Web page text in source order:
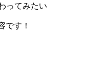
ってみたい
です！